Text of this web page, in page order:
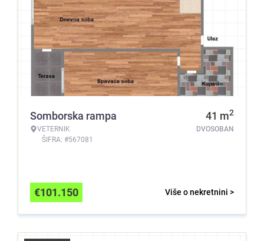
Somborska rampa
VETERNIK
ŠIFRA: #567081
41 m2
DVOSOBAN
Više o nekretnini >
€101.150